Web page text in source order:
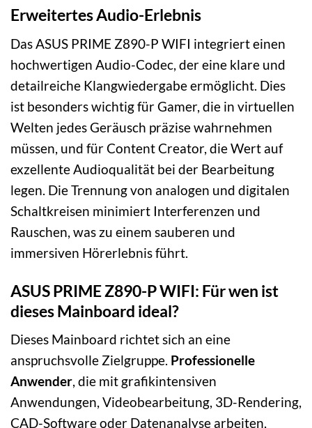
Erweitertes Audio-Erlebnis
Das ASUS PRIME Z890-P WIFI integriert einen
hochwertigen Audio-Codec, der eine klare und
detailreiche Klangwiedergabe ermöglicht. Dies
ist besonders wichtig für Gamer, die in virtuellen
Welten jedes Geräusch präzise wahrnehmen
müssen, und für Content Creator, die Wert auf
exzellente Audioqualität bei der Bearbeitung
legen. Die Trennung von analogen und digitalen
Schaltkreisen minimiert Interferenzen und
Rauschen, was zu einem sauberen und
immersiven Hörerlebnis führt.
ASUS PRIME Z890-P WIFI: Für wen ist
dieses Mainboard ideal?
Dieses Mainboard richtet sich an eine
anspruchsvolle Zielgruppe. Professionelle
Anwender, die mit grafikintensiven
Anwendungen, Videobearbeitung, 3D-Rendering,
CAD-Software oder Datenanalyse arbeiten,